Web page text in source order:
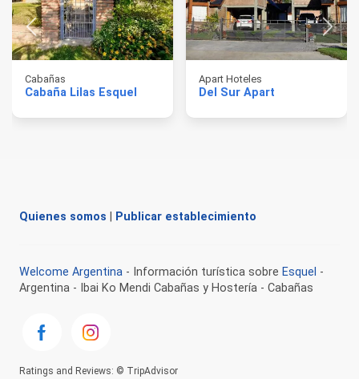
Cabañas
Cabaña Lilas Esquel
Apart Hoteles
Del Sur Apart
Quienes somos Publicar establecimiento
Welcome Argentina - Información turística sobre Esquel -
Argentina - Ibai Ko Mendi Cabañas y Hostería - Cabañas
Ratings and Reviews: © TripAdvisor